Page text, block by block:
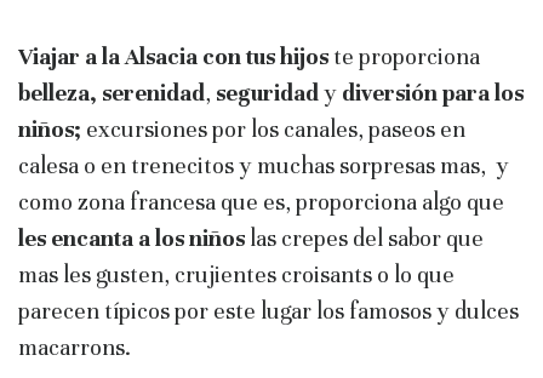
Viajar a la Alsacia con tus hijos te proporciona
belleza, serenidad, seguridady diversión para los
niños; excursiones por los canales, paseos en
calesa o en trenecitos y muchas sorpresas mas, y
como zona francesa que es, proporciona algo que
les encanta a los niños las crepes del sabor que
mas les gusten, crujientes croisants o lo que
parecen típicos por este lugar los famosos y dulces
macarrons.